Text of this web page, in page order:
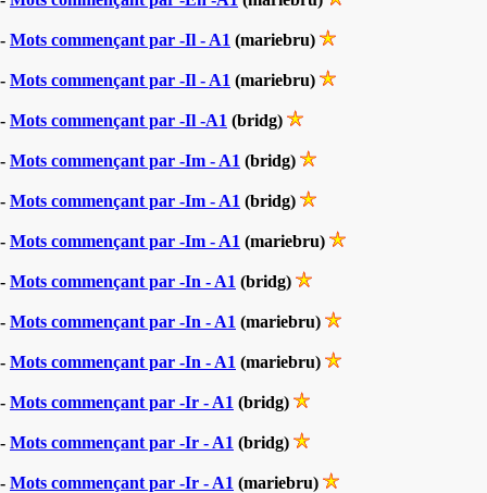
- Mots commençant par -Il - A1 (mariebru)
- Mots commençant par -Il - A1 (mariebru)
- Mots commençant par -Il -A1 (bridg)
- Mots commençant par -Im - A1 (bridg)
- Mots commençant par -Im - A1 (bridg)
- Mots commençant par -Im - A1 (mariebru)
- Mots commençant par -In - A1 (bridg)
- Mots commençant par -In - A1 (mariebru)
- Mots commençant par -In - A1 (mariebru)
- Mots commençant par -Ir - A1 (bridg)
- Mots commençant par -Ir - A1 (bridg)
- Mots commençant par -Ir - A1 (mariebru)